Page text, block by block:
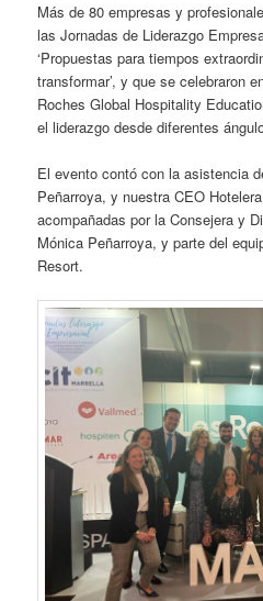
Más de 80 empresas y
las Jornadas de Liderazgo
‘Propuestas para tiempos
transformar’, y que se celebraron
Roches Global Hospitality
el liderazgo desde diferentes
El evento contó con la asistencia
Peñarroya, y nuestra CEO
acompañadas por la Consejera y
Mónica Peñarroya, y parte del
Resort.